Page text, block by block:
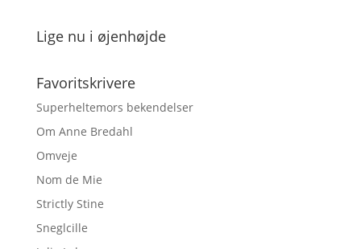
Lige nu i øjenhøjde
Favoritskrivere
Superheltemors bekendelser
Om Anne Bredahl
Omveje
Nom de Mie
Strictly Stine
Sneglcille